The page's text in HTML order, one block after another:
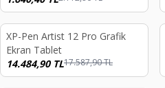
%18
XP-Pen Artist 12 Pro Grafik
Ekran Tablet
14.484,90TL17.587,90TL